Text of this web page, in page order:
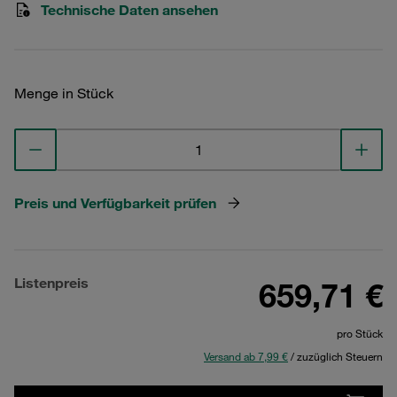
Technische Daten ansehen
Menge in Stück
Preis und Verfügbarkeit prüfen
Listenpreis 659,71 €
pro Stück
Versand ab 7,99 €/ zuzüglich Steuern